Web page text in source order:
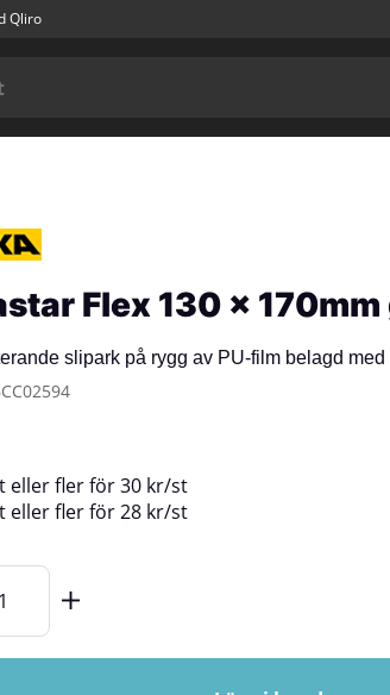
Qliro
Flex 130 x
slipark på rygg av PU-film belagd
eller fler för30 kr/st
eller fler för28 kr/st